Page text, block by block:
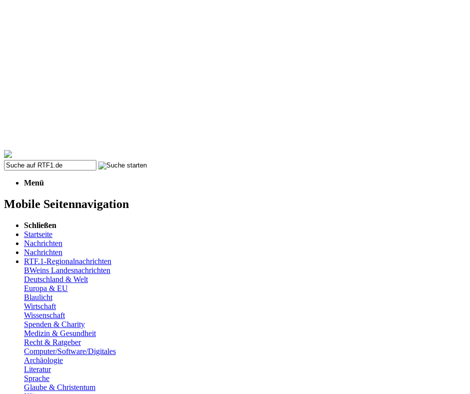
Menü
Mobile Seitennavigation
Schließen
Startseite
Nachrichten
Nachrichten
RTF.1-Regionalnachrichten
BWeins Landesnachrichten
Deutschland & Welt
Europa & EU
Blaulicht
Wirtschaft
Wissenschaft
Spenden & Charity
Medizin & Gesundheit
Recht & Ratgeber
Computer/Software/Digitales
Archäologie
Literatur
Sprache
Glaube & Christentum